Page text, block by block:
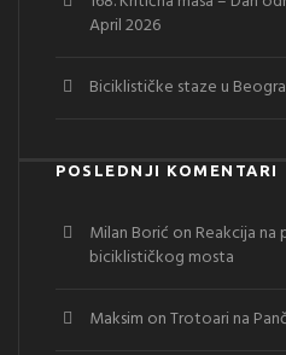
April 2026
Biciklističke staze u
POSLEDNJI KOMENTARI
Milan Borić on Reakcija
biciklističkog mosta
Maksim onTrotoari na